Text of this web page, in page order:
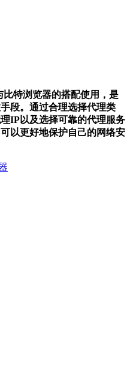
特浏览器的搭配使用，是
段。通过合理选择代理类
IP以及选择可靠的代理服务
以更好地保护自己的网络安